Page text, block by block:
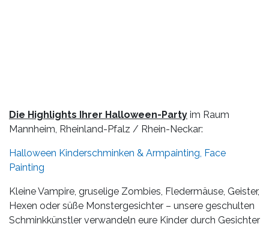
Die Highlights Ihrer Halloween-Party im Raum
Mannheim, Rheinland-Pfalz / Rhein-Neckar:
Halloween Kinderschminken & Armpainting, Face
Painting
Kleine Vampire, gruselige Zombies, Fledermäuse, Geister,
Hexen oder süße Monster­gesichter – unsere geschulten
Schminkkünstler verwandeln eure Kinder durch Gesichter